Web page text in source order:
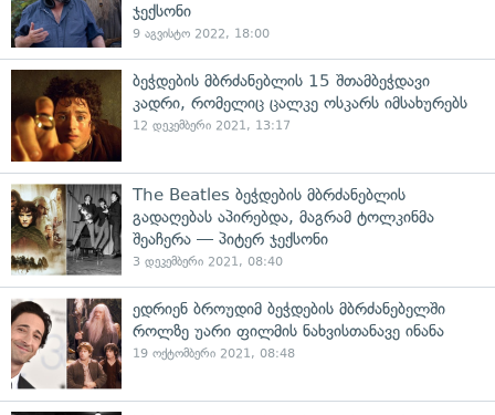
ჯექსონი
9 აგვისტო 2022, 18:00
ბეჭდების მბრძანებლის 15 შთამბეჭდავი
კადრი, რომელიც ცალკე ოსკარს იმსახურებს
12 დეკემბერი 2021, 13:17
The Beatles ბეჭდების მბრძანებლის
გადაღებას აპირებდა, მაგრამ ტოლკინმა
შეაჩერა — პიტერ ჯექსონი
3 დეკემბერი 2021, 08:40
ედრიენ ბროუდიმ ბეჭდების მბრძანებელში
როლზე უარი ფილმის ნახვისთანავე ინანა
19 ოქტომბერი 2021, 08:48